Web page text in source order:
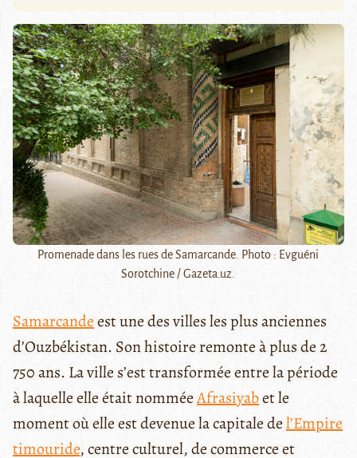
Promenade dans les rues de Samarcande. Photo : Evguéni
Sorotchine / Gazeta.uz.
Samarcandeest une des villes les plus anciennes
d’Ouzbékistan. Son histoire remonte à plus de 2
750 ans. La ville s’est transformée entre la période
à laquelle elle était nomméeAfrasiyabet le
moment où elle est devenue la capitale del’Empire
timouride, centre culturel, de commerce et